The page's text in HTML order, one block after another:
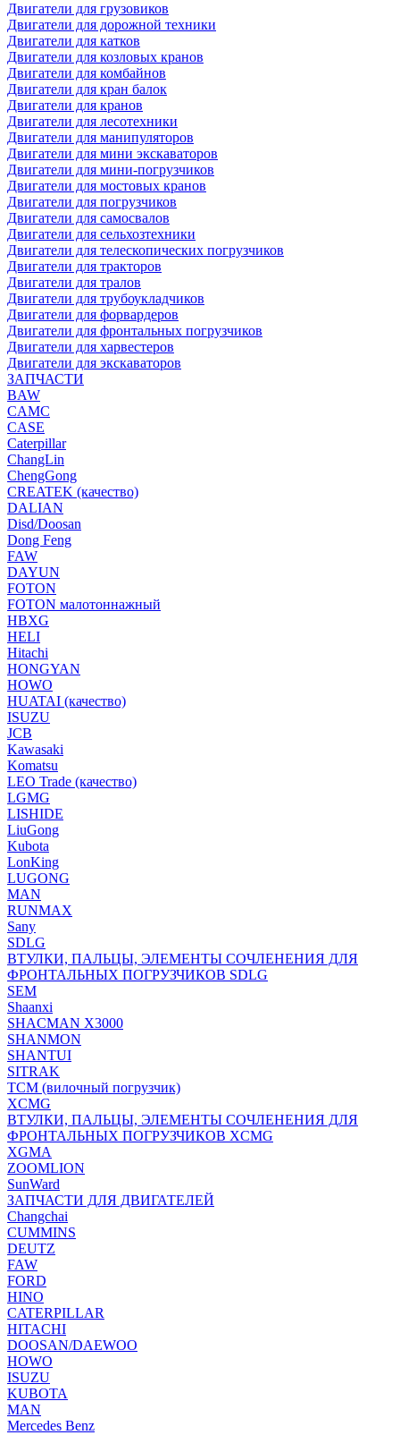
Двигатели для грузовиков
Двигатели для дорожной техники
Двигатели для катков
Двигатели для козловых кранов
Двигатели для комбайнов
Двигатели для кран балок
Двигатели для кранов
Двигатели для лесотехники
Двигатели для манипуляторов
Двигатели для мини экскаваторов
Двигатели для мини-погрузчиков
Двигатели для мостовых кранов
Двигатели для погрузчиков
Двигатели для самосвалов
Двигатели для сельхозтехники
Двигатели для телескопических погрузчиков
Двигатели для тракторов
Двигатели для тралов
Двигатели для трубоукладчиков
Двигатели для форвардеров
Двигатели для фронтальных погрузчиков
Двигатели для харвестеров
Двигатели для экскаваторов
ЗАПЧАСТИ
BAW
CAMC
CASE
Caterpillar
ChangLin
ChengGong
CREATEK (качество)
DALIAN
Disd/Doosan
Dong Feng
FAW
DAYUN
FOTON
FOTON малотоннажный
HBXG
HELI
Hitachi
HONGYAN
HOWO
HUATAI (качество)
ISUZU
JCB
Kawasaki
Komatsu
LEO Trade (качество)
LGMG
LISHIDE
LiuGong
Kubota
LonKing
LUGONG
MAN
RUNMAX
Sany
SDLG
ВТУЛКИ, ПАЛЬЦЫ, ЭЛЕМЕНТЫ СОЧЛЕНЕНИЯ ДЛЯ
ФРОНТАЛЬНЫХ ПОГРУЗЧИКОВ SDLG
SEM
Shaanxi
SHACMAN X3000
SHANMON
SHANTUI
SITRAK
TCM (вилочный погрузчик)
XCMG
ВТУЛКИ, ПАЛЬЦЫ, ЭЛЕМЕНТЫ СОЧЛЕНЕНИЯ ДЛЯ
ФРОНТАЛЬНЫХ ПОГРУЗЧИКОВ XCMG
XGMA
ZOOMLION
SunWard
ЗАПЧАСТИ ДЛЯ ДВИГАТЕЛЕЙ
Changchai
CUMMINS
DEUTZ
FAW
FORD
HINO
CATERPILLAR
HITACHI
DOOSAN/DAEWOO
HOWO
ISUZU
KUBOTA
MAN
Mercedes Benz